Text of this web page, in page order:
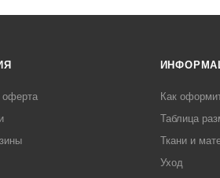
оферта
Как
Таблица
Ткани и
Уход